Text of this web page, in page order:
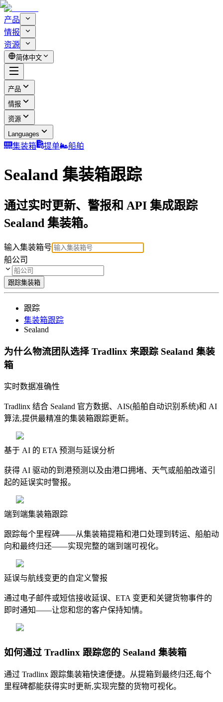
产品
情报
资源
简体中文
产品
情报
资源
Languages
集装箱 提单 船舶
Sealand 集装箱跟踪
通过实时更新、警报和 API 集成跟踪
Sealand 集装箱。
输入集装箱号
船公司
跟踪集装箱
跟踪
集装箱跟踪
Sealand
为什么物流团队选择 Tradlinx 来跟踪 Sealand 集装
箱
实时数据准确性
Tradlinx 结合 Sealand 官方数据、AIS(船舶自动识别系统)和 AI
算法,提供最精准的集装箱跟踪更新。
基于 AI 的 ETA 预测与延误分析
获得 AI 驱动的到港预测以及由港口拥堵、天气或船舶改道引
起的延误实时警报。
端到端集装箱跟踪
跟踪每个里程碑——从集装箱提箱和港口处理到转运、船舶动
向和最终归还——实现完整的端到端可视化。
延误与航线变更的自定义警报
通过电子邮件或短信接收延误、ETA 变更和关键货物事件的
即时通知——让您和您的客户保持知情。
如何通过 Tradlinx 跟踪您的 Sealand 集装箱
通过 Tradlinx 跟踪集装箱快速便捷。从提箱到最终归还,每个
里程碑都能获得实时更新,实现完整的货物可视化。